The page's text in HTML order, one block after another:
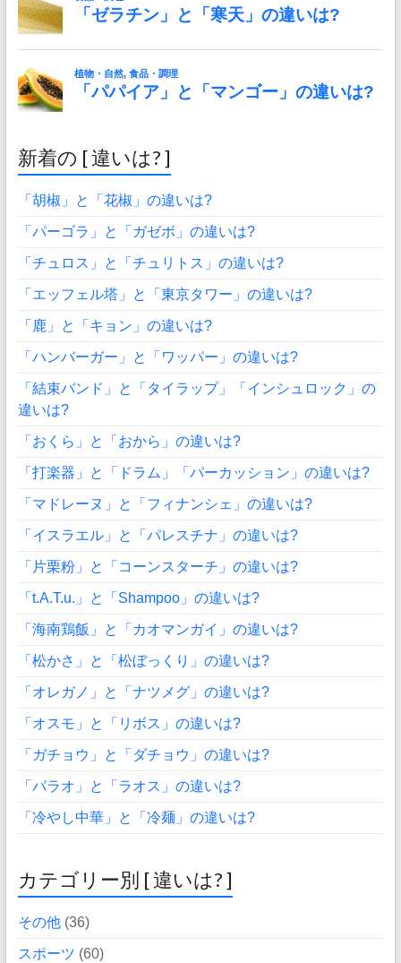
新着の [ 違いは? ]
「胡椒」と「花椒」の違いは?
「パーゴラ」と「ガゼボ」の違いは?
「チュロス」と「チュリトス」の違いは?
「エッフェル塔」と「東京タワー」の違いは?
「鹿」と「キョン」の違いは?
「ハンバーガー」と「ワッパー」の違いは?
「結束バンド」と「タイラップ」「インシュロック」の
違いは?
「おくら」と「おから」の違いは?
「打楽器」と「ドラム」「パーカッション」の違いは?
「マドレーヌ」と「フィナンシェ」の違いは?
「イスラエル」と「パレスチナ」の違いは?
「片栗粉」と「コーンスターチ」の違いは?
「t.A.T.u.」と「Shampoo」の違いは?
「海南鶏飯」と「カオマンガイ」の違いは?
「松かさ」と「松ぼっくり」の違いは?
「オレガノ」と「ナツメグ」の違いは?
「オスモ」と「リボス」の違いは?
「ガチョウ」と「ダチョウ」の違いは?
「パラオ」と「ラオス」の違いは?
「冷やし中華」と「冷麺」の違いは?
カテゴリー別 [ 違いは? ]
その他(36)
スポーツ (60)